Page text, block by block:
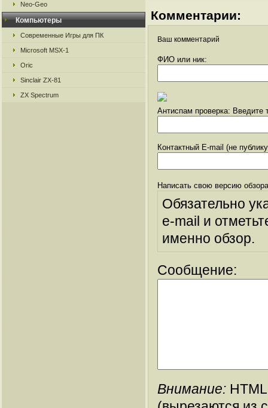
Neo-Geo
Компьютеры
Современные Игры для ПК
Microsoft MSX-1
Oric
Sinclair ZX-81
ZX Spectrum
Комментарии:
Ваш комментарий
ФИО или ник:
Антиспам проверка: Введите
Контактный E-mail (не
Написать свою версию
Обязательно
e-mail и
именно обзор.
Сообщение:
Внимание: